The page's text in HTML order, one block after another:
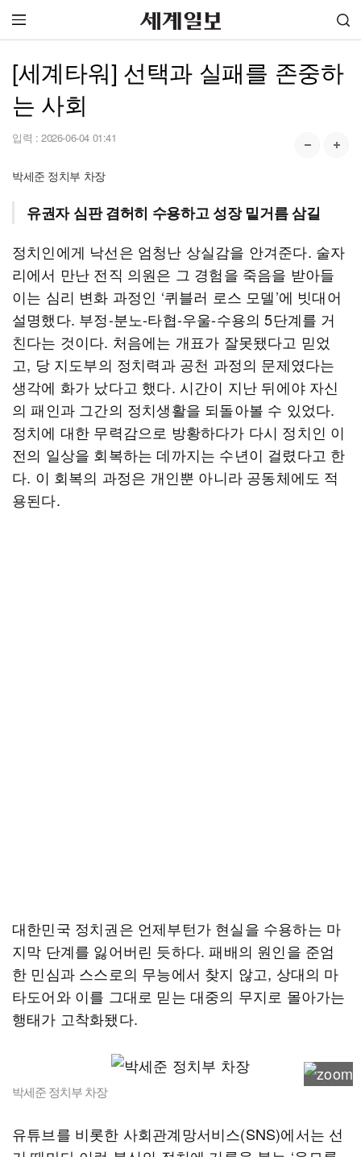
[세계타워] 선택과 실패를 존중하
는 사회
입력 : 2026-06-04 01:41
박세준 정치부 차장
유권자 심판 겸허히 수용하고 성장 밑거름 삼길
정치인에게 낙선은 엄청난 상실감을 안겨준다. 술자
리에서 만난 전직 의원은 그 경험을 죽음을 받아들
이는 심리 변화 과정인 ‘퀴블러 로스 모델’에 빗대어
설명했다. 부정-분노-타협-우울-수용의 5단계를 거
친다는 것이다. 처음에는 개표가 잘못됐다고 믿었
고, 당 지도부의 정치력과 공천 과정의 문제였다는
생각에 화가 났다고 했다. 시간이 지난 뒤에야 자신
의 패인과 그간의 정치생활을 되돌아볼 수 있었다.
정치에 대한 무력감으로 방황하다가 다시 정치인 이
전의 일상을 회복하는 데까지는 수년이 걸렸다고 한
다. 이 회복의 과정은 개인뿐 아니라 공동체에도 적
용된다.
대한민국 정치권은 언제부턴가 현실을 수용하는 마
지막 단계를 잃어버린 듯하다. 패배의 원인을 준엄
한 민심과 스스로의 무능에서 찾지 않고, 상대의 마
타도어와 이를 그대로 믿는 대중의 무지로 몰아가는
행태가 고착화됐다.
박세준 정치부 차장
유튜브를 비롯한 사회관계망서비스(SNS)에서는 선